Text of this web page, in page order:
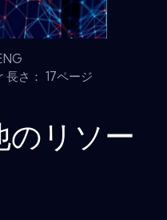
さ： 17ページ
のリソー